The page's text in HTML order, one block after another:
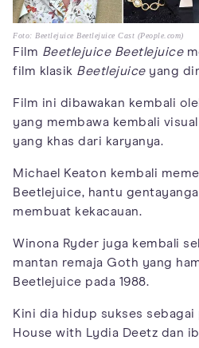
Foto: Beetlejuice Beetlejuice Cast (People.com)
Film Beetlejuice Beetlejuice
film klasik Beetlejuiceyang
Film ini dibawakan kembali
yang membawa kembali
yang khas dari karyanya.
Michael Keaton kembali
Beetlejuice, hantu
membuat kekacauan.
Winona Ryder juga kembali
mantan remaja Goth yang
Beetlejuice pada 1988.
Kini dia hidup sukses
House with Lydia Deetz dan